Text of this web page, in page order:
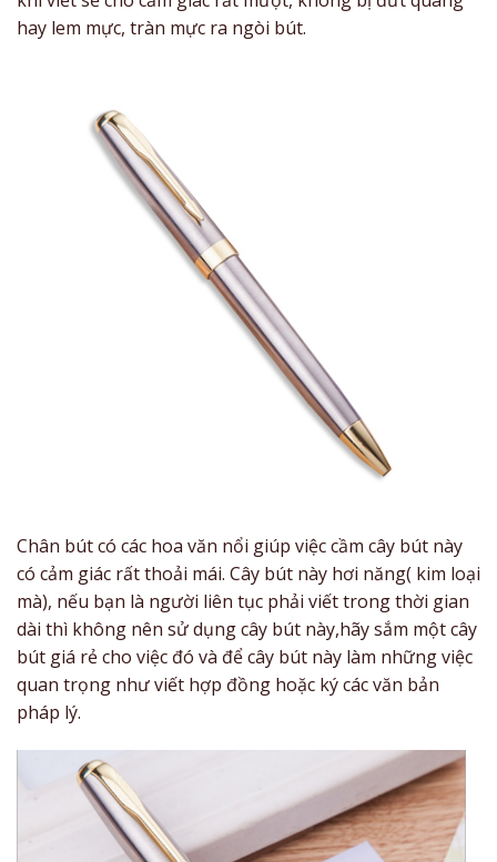
hay lem mực, tràn mực ra ngòi bút.
Chân bút có các hoa văn nổi giúp việc cầm cây bút này
có cảm giác rất thoải mái. Cây bút này hơi năng( kim loại
mà), nếu bạn là người liên tục phải viết trong thời gian
dài thì không nên sử dụng cây bút này,hãy sắm một cây
bút giá rẻ cho việc đó và để cây bút này làm những việc
quan trọng như viết hợp đồng hoặc ký các văn bản
pháp lý.